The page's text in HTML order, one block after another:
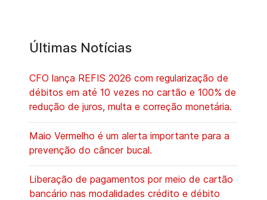
Últimas Notícias
CFO lança REFIS 2026 com regularização de
débitos em até 10 vezes no cartão e 100% de
redução de juros, multa e correção monetária.
Maio Vermelho é um alerta importante para a
prevenção do câncer bucal.
Liberação de pagamentos por meio de cartão
bancário nas modalidades crédito e débito